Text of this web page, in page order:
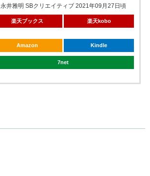
永井雅明 SBクリエイティブ 2021年09月27日頃
楽天ブックス 楽天kobo
Amazon Kindle
7net